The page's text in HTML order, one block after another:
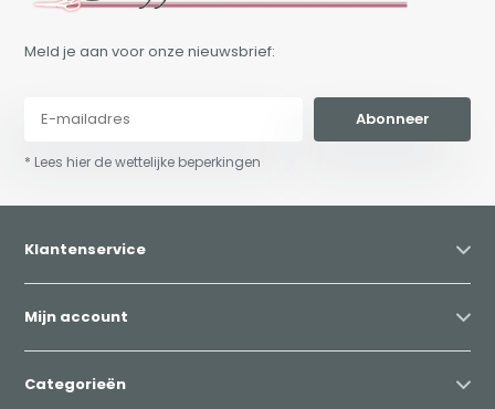
Meld je aan voor onze nieuwsbrief:
Abonneer
* Lees hier de wettelijke beperkingen
Klantenservice
Mijn account
Categorieën